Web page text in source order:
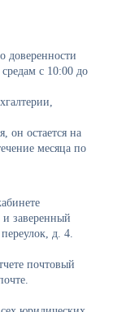
доверенности
с 10:00 до
он остается на
месяца по
заверенный
д. 4.
почтовый